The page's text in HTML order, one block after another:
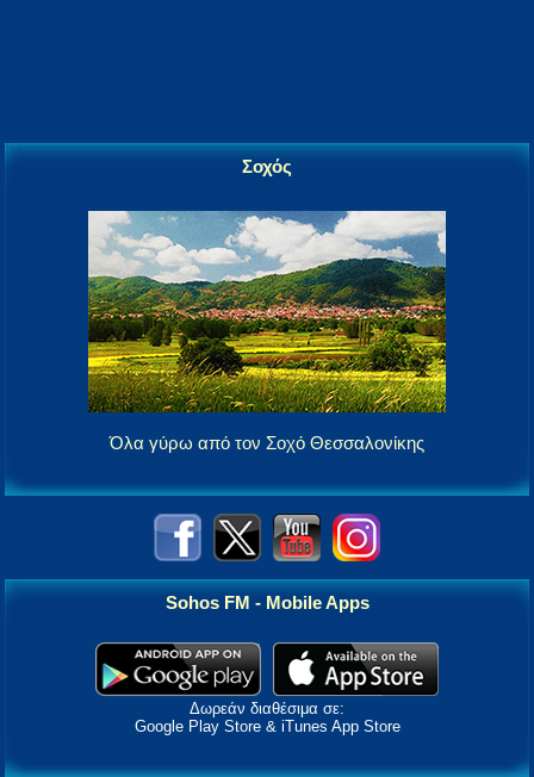
Σοχός
Όλα γύρω από τον Σοχό Θεσσαλονίκης
Sohos FM - Mobile Apps
Δωρεάν διαθέσιμα σε:
Google Play Store & iTunes App Store